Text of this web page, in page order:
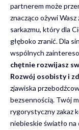
partnerem może
znacząco ożywi
sarkazmu, który dla
głęboko zranić. Dla
wspólnych
chętnie rozwijasz
Rozwój osobisty i
zjawiska
bezsennością. Twój
rygorystyczny zakaz
niebieskie światło